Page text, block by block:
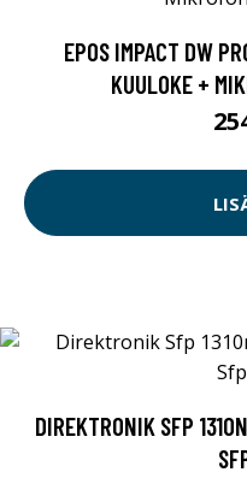
EPOS IMPACT DW
KUULOKE +
DIREKTRONIK SFP